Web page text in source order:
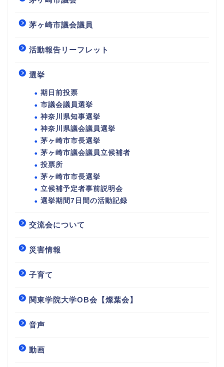
茅ヶ崎市議会議員
活動報告リーフレット
選挙
期日前投票
市議会議員選挙
神奈川県知事選挙
神奈川県議会議員選挙
茅ヶ崎市市長選挙
茅ヶ崎市議会議員立候補者
投票所
茅ヶ崎市市長選挙
立候補予定者事前説明会
選挙期間7日間の活動記録
交流会について
災害情報
子育て
関東学院大学OB会【燦葉会】
音声
動画